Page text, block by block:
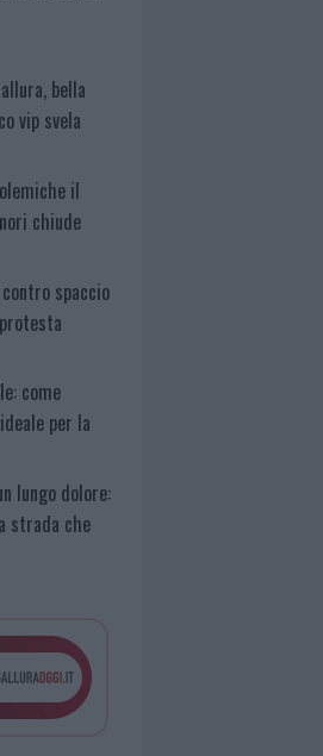
bella
vip svela
il
chiude
spaccio
come
per la
lungo dolore:
strada che